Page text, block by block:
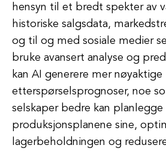
hensyn til et bredt spekter av
historiske salgsdata,
og til og med sosiale medier
bruke avansert analyse og
kan AI generere mer nøyaktige
etterspørselsprognoser, noe
selskaper bedre kan planlegge
produksjonsplanene sine,
lagerbeholdningen og